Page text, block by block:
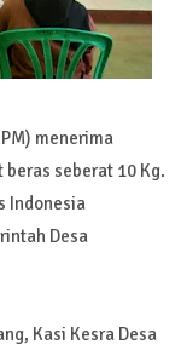
menerima
seberat 10 Kg.
Indonesia
Desa
Kasi Kesra Desa